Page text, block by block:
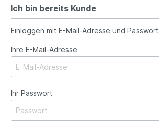
Ich bin bereits Kunde
Einloggen mit E-Mail-Adresse und Passwort
Ihre E-Mail-Adresse
Ihr Passwort